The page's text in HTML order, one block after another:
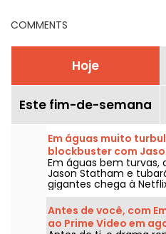
COMMENTS
Hoje
Este fim-de-semana
Em águas muito
blockbuster com
na Netflix e na HBO
Em águas bem
Jason Statham e
gigantes chega à
2 de agosto de 2026.
Antes de você, com
ao Prime Video em